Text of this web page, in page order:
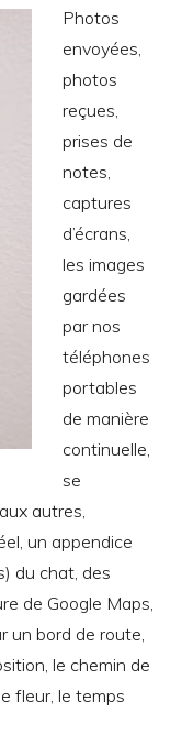
Photos
envoyées,
photos
reçues,
prises de
notes,
captures
d’écrans,
les images
gardées
par nos
téléphones
portables
de manière
continuelle,
se
autres,
un appendice
du chat, des
de Google Maps,
un bord de route,
le chemin de
fleur, le temps